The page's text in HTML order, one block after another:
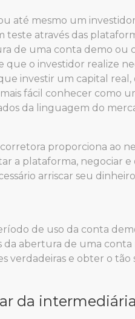
até mesmo um
teste através das
de uma conta demo ou
o investidor realize
investir um capital real,
fácil conhecer como
da linguagem do
proporciona ao
a plataforma, negociar e
arriscar seu
de uso da conta
da abertura de uma conta
verdadeiras e obter o tão
da intermediária